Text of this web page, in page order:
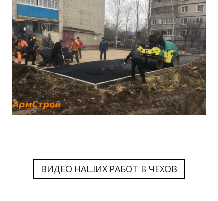
ВИДЕО НАШИХ РАБОТ В ЧЕХОВ